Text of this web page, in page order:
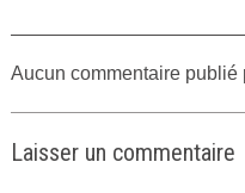
Aucun commentaire publié
Laisser un commentaire